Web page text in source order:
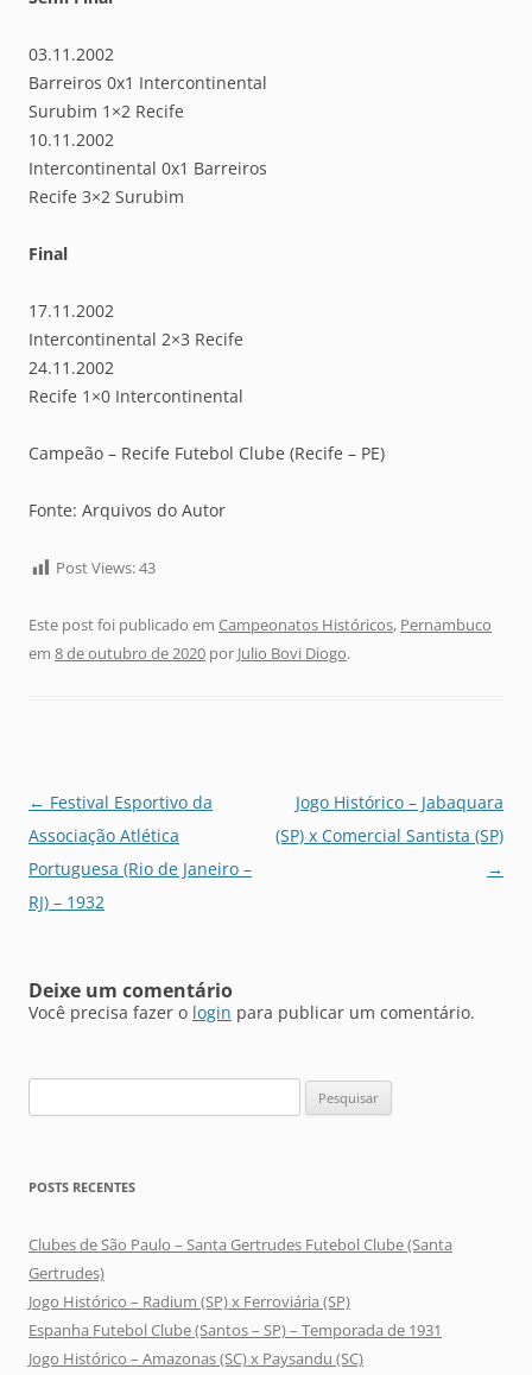
03.11.2002
Barreiros 0x1 Intercontinental
Surubim 1×2 Recife
10.11.2002
Intercontinental 0x1 Barreiros
Recife 3×2 Surubim
Final
17.11.2002
Intercontinental 2×3 Recife
24.11.2002
Recife 1×0 Intercontinental
Campeão – Recife Futebol Clube (Recife – PE)
Fonte: Arquivos do Autor
Post Views:43
Este post foi publicado em Campeonatos Históricos, Pernambuco
em 8 de outubro de 2020 por Julio Bovi Diogo.
Navegação
de
posts
← Festival Esportivo da
Associação Atlética
Portuguesa (Rio de Janeiro –
RJ) – 1932
Jogo Histórico – Jabaquara
(SP) x Comercial Santista (SP)
→
Deixe um comentário
Você precisa fazer o login para publicar um comentário.
por:
POSTS RECENTES
Clubes de São Paulo – Santa Gertrudes Futebol Clube (Santa
Gertrudes)
Jogo Histórico – Radium (SP) x Ferroviária (SP)
Espanha Futebol Clube (Santos – SP) – Temporada de 1931
Jogo Histórico – Amazonas (SC) x Paysandu (SC)